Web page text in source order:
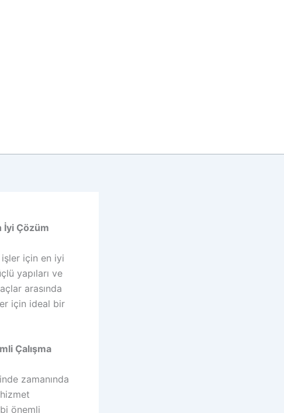
İyi Çözüm
işler için en iyi
yapıları ve
arasında
için ideal bir
Çalışma
zamanında
önemli